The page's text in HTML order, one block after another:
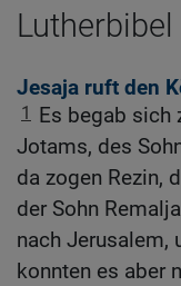
Jesaja ruft den
1
Es begab sich
Jotams, des
da zogen Rezin,
der Sohn
nach Jerusalem,
konnten es aber